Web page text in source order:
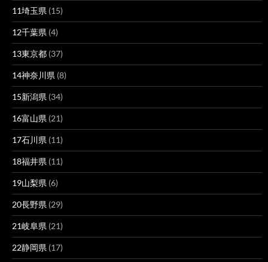
11埼玉県 (15)
12千葉県 (4)
13東京都 (37)
14神奈川県 (8)
15新潟県 (34)
16富山県 (21)
17石川県 (11)
18福井県 (11)
19山梨県 (6)
20長野県 (29)
21岐阜県 (21)
22静岡県 (17)